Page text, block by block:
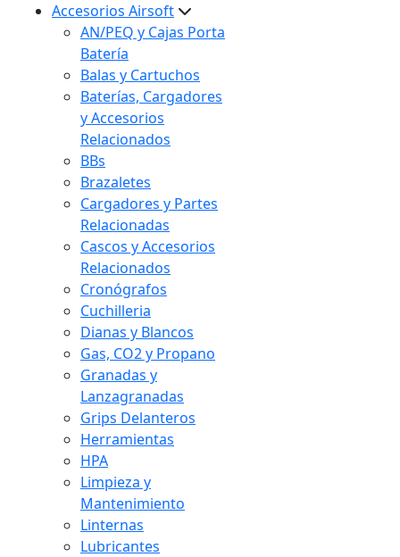
Accesorios Airsoft
AN/PEQ y Cajas Porta
Batería
Balas y Cartuchos
Baterías, Cargadores
y Accesorios
Relacionados
BBs
Brazaletes
Cargadores y Partes
Relacionadas
Cascos y Accesorios
Relacionados
Cronógrafos
Cuchilleria
Dianas y Blancos
Gas, CO2 y Propano
Granadas y
Lanzagranadas
Grips Delanteros
Herramientas
HPA
Limpieza y
Mantenimiento
Linternas
Lubricantes